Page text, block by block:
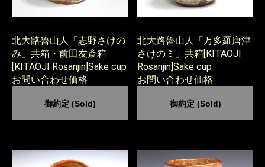
北大路魯山人「志野さけの
み」共箱・前田友斎箱
[KITAOJI Rosanjin]Sake cup
お問い合わせ価格
御約定 (Sold)
北大路魯山人「万多羅唐津
さけのミ」共箱[KITAOJI
Rosanjin]Sake cup
お問い合わせ価格
御約定 (Sold)